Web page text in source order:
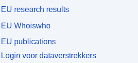
EU research results
EU Whoiswho
EU publications
Login voor dataverstrekkers